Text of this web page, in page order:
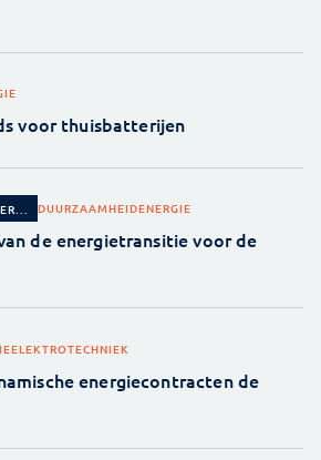
voor thuisbatterijen
DUURZAAMHEIDENERGIE
de energietransitie voor de
ELEKTROTECHNIEK
energiecontracten de